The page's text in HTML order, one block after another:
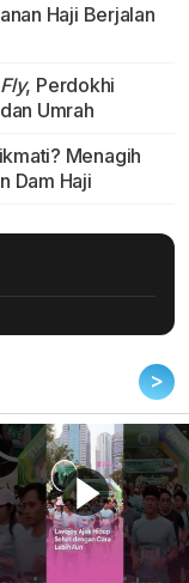
Haji Berjalan
, Perdokhi
Umrah
Menagih
Dam Haji
>